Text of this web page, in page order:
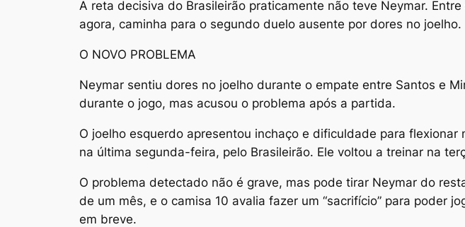
A reta decisiva do Brasileirão praticamente não teve Neymar.
agora, caminha para o segundo duelo ausente por dores no joelho.
O NOVO PROBLEMA
Neymar sentiu dores no joelho durante o empate entre Santos e
durante o jogo, mas acusou o problema após a partida.
O joelho esquerdo apresentou inchaço e dificuldade para
na última segunda-feira, pelo Brasileirão. Ele voltou a treinar na
O problema detectado não é grave, mas pode tirar Neymar do
de um mês, e o camisa 10 avalia fazer um “sacrifício” para poder
em breve.